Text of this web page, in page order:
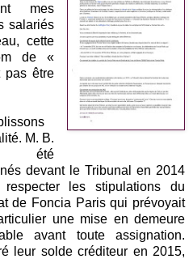
mes
salariés
cette
de «
pas être
M. B.
été
devant le Tribunal en 2014
respecter les stipulations du
de Foncia Paris qui prévoyait
une mise en demeure
avant toute assignation.
leur solde créditeur en 2015,